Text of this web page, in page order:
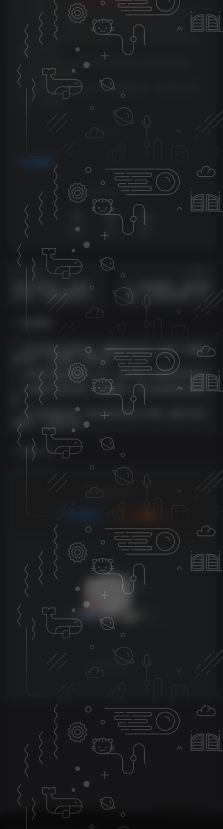
3、本网站的文章部分内容可能来源于网络，仅供大家学习与参
考，如有侵权，请联系站长QQ：2820725552进行删除处理。
4、本站一切资源不代表本站立场，并不代表本站赞同其观点和对
其真实性负责。
5、本站一律禁止以任何方式发布或转载任何违法的相关信息，访
客发现请向站长举报
6、本站资源大多存储在云盘，如发现链接失效，请联系我们我们
会第一时间更新。
喜欢就支持一下吧
点赞
上一篇
全年可变现项目，收益高，
无门槛，不露脸直播小游
戏，一天收益3500+
Ai 一键绘画推文，最新蓝海
项目，冲爆全网流量，收益
效果显著，操作简单
2024全网风口蓝海项目，靠破解版小游戏，抖音无人直播两
场6200+，礼物飘屏，弹幕不断！
ai抖快矩阵掘金单机日入60+，暴力变现，矩阵操作收益无限
才霄网创28讲第08讲：零基础教学，30分钟掌握淘宝快速开
打卡自律服务项目，零成本操作简单小白可做，赛道小众需
求量高，一单高达90元
评论 抢沙发
暂无评论内容